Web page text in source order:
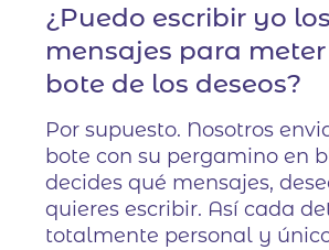
¿Puedo escribir yo los
mensajes para
bote de los deseos?
Por supuesto. Nosotros
bote con su pergamino en
decides qué mensajes,
quieres escribir. Así cada
totalmente personal y